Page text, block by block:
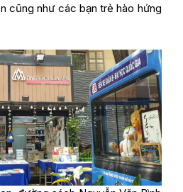
cũng như các bạn trẻ hào hứng